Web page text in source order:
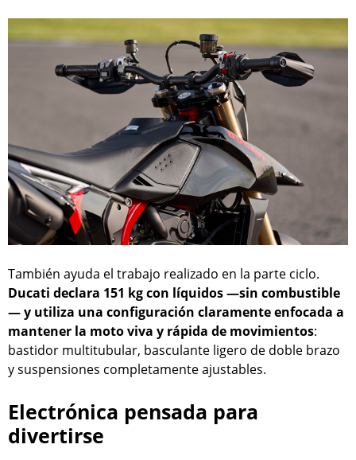
También ayuda el trabajo realizado en la parte ciclo.
Ducati declara 151 kg con líquidos —sin combustible
— y utiliza una configuración claramente enfocada a
mantener la moto viva y rápida de movimientos:
bastidor multitubular, basculante ligero de doble brazo
y suspensiones completamente ajustables.
Electrónica pensada para
divertirse